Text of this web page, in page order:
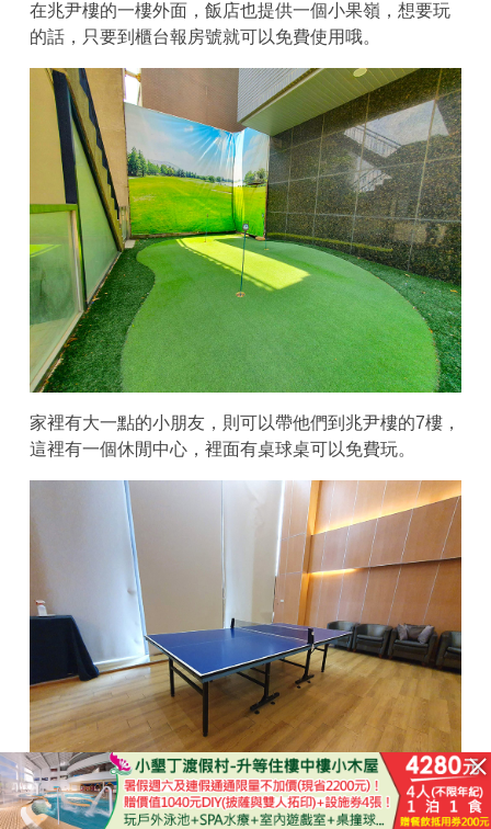
在兆尹樓的一樓外面，飯店也提供一個小果嶺，想要玩
的話，只要到櫃台報房號就可以免費使用哦。
家裡有大一點的小朋友，則可以帶他們到兆尹樓的7樓，
這裡有一個休閒中心，裡面有桌球桌可以免費玩。
立即購買